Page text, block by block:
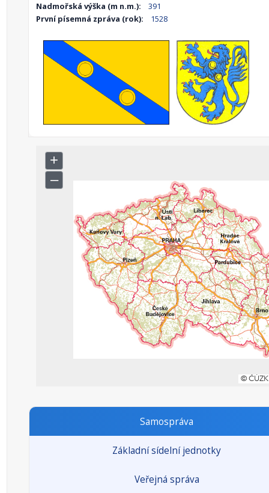
Nadmořská výška (m n.m.):
391
První písemná zpráva (rok):
1528
Samospráva
Základní sídelní jednotky
Veřejná správa